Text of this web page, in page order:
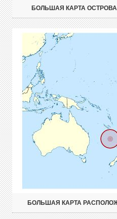
БОЛЬШАЯ КАРТА
БОЛЬШАЯ КАРТА